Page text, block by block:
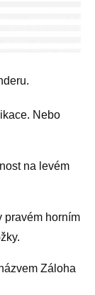
Nebo
na levém
pravém horním
Záloha